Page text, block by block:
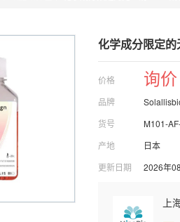
化学成分限定
价格 询价
品牌
货号
M101-
产地
日本
更新日期
2026年
上